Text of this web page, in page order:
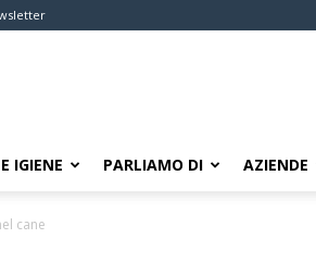
IGIENE PARLIAMO DI AZIENDE
cane